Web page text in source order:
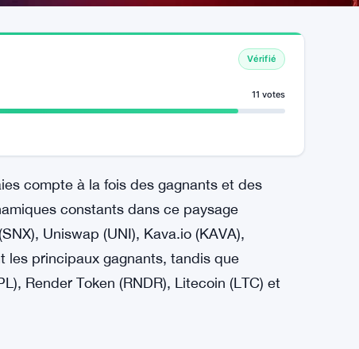
Vérifié
11 votes
compte à la fois des gagnants et des
constants dans ce paysage
Uniswap (UNI), Kava.io (KAVA),
les principaux gagnants, tandis que
Render Token (RNDR), Litecoin (LTC) et